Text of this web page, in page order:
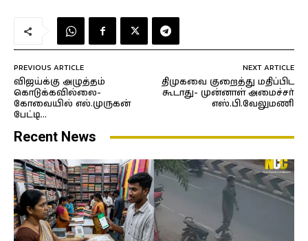
PREVIOUS ARTICLE
விஜய்க்கு அழுத்தம்
கொடுக்கவில்லை-
கோவையில் எல்.முருகன்
பேட்டி…
NEXT ARTICLE
திமுகவை குறைத்து மதிப்பிட
கூடாது- முன்னாள் அமைச்சர்
எஸ்.பி.வேலுமணி
Recent News